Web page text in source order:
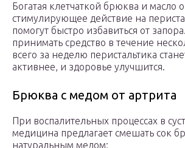
Богатая клетчаткой брюква и масло
стимулирующее действие на
помогут быстро избавиться от
принимать средство в течение
всего за неделю перистальтика
активнее, и здоровье улучшится.
Брюква с медом от артрита
При воспалительных процессах в
медицина предлагает смешать сок
натуральным медом: